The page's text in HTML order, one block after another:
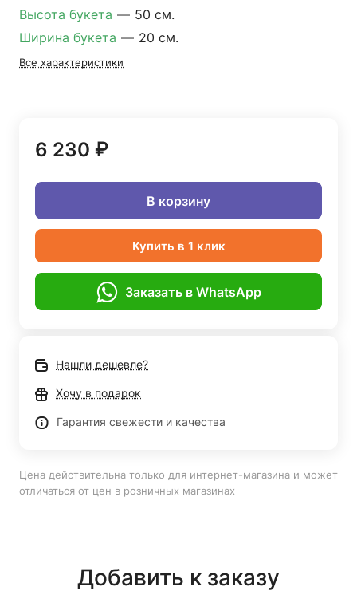
Высота букета — 50 см.
Ширина букета — 20 см.
Все характеристики
6 230 ₽
В корзину
Купить в 1 клик
Заказать в WhatsApp
Нашли дешевле?
Хочу в подарок
Гарантия свежести и качества
Цена действительна только для интернет-магазина и может
отличаться от цен в розничных магазинах
Добавить к заказу